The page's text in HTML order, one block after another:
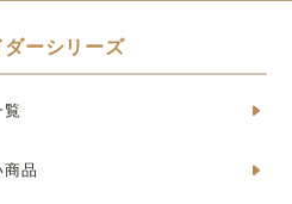
ーシリーズ
品